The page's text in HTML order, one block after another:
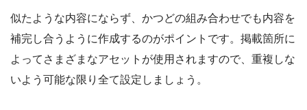
似たような内容にならず、かつどの組み合わせでも内容を
補完し合うように作成するのがポイントです。掲載箇所に
よってさまざまなアセットが使用されますので、重複しな
いよう可能な限り全て設定しましょう。